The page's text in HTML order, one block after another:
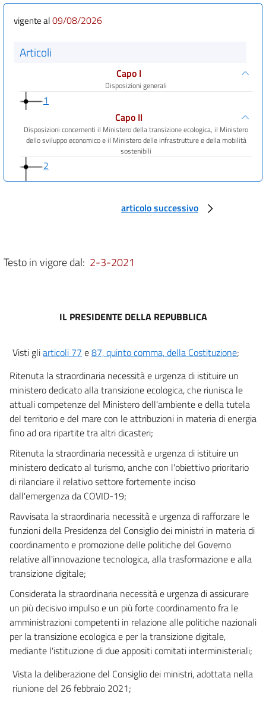
vigente al09/08/2026
Articoli
Capo I
Disposizioni generali
1
Capo II
Disposizioni concernenti il Ministero della transizione ecologica, il Ministero
dello sviluppo economico e il Ministero delle infrastrutture e della mobilità
sostenibili
2
3
6
Disposizioni in materia di transizione digitale
Capo V
Disposizioni concernenti il Fondo nazionale per l'infanzia e l'adolescenza
9
Capo VI
Disposizioni finanziarie e finali
10
11
12
Allegati
Allegato
Allegato
articolo successivo
Testo in vigore dal: 2-3-2021
IL PRESIDENTE DELLA REPUBBLICA
Visti gliarticoli 77 e87, quinto comma, della Costituzione;
Ritenuta la straordinaria necessità e urgenza di istituire un
ministero dedicato alla transizione ecologica, che riunisca le
attuali competenze del Ministero dell'ambiente e della tutela
del territorio e del mare con le attribuzioni in materia di energia
fino ad ora ripartite tra altri dicasteri;
Ritenuta la straordinaria necessità e urgenza di istituire un
ministero dedicato al turismo, anche con l'obiettivo prioritario
di rilanciare il relativo settore fortemente inciso
dall'emergenza da COVID-19;
Ravvisata la straordinaria necessità e urgenza di rafforzare le
funzioni della Presidenza del Consiglio dei ministri in materia di
coordinamento e promozione delle politiche del Governo
relative all'innovazione tecnologica, alla trasformazione e alla
transizione digitale;
Considerata la straordinaria necessità e urgenza di assicurare
un più decisivo impulso e un più forte coordinamento fra le
amministrazioni competenti in relazione alle politiche nazionali
per la transizione ecologica e per la transizione digitale,
mediante l'istituzione di due appositi comitati interministeriali;
Vista la deliberazione del Consiglio dei ministri, adottata nella
riunione del 26 febbraio 2021;